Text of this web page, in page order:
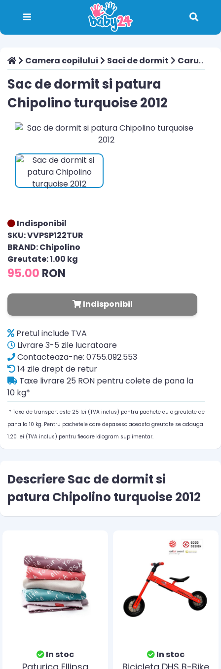
Camera copilului Saci de dormit Carusel muzical
Sac de dormit si patura
Chipolino turquoise 2012
Indisponibil
SKU: VVPSP122TUR
BRAND: Chipolino
Greutate: 1.00 kg
95.00 RON
Indisponibil
Pretul include TVA
Livrare 3-5 zile lucratoare
Contacteaza-ne: 0755.092.553
14 zile drept de retur
Taxe livrare 25 RON pentru colete de pana la
10 kg*
* Taxa de transport este 25 lei (TVA inclus) pentru pachete cu o greutate de
pana la 10 kg. Pentru pachetele care depasesc aceasta greutate se adauga
1.20 lei (TVA inclus) pentru fiecare kilogram suplimentar.
Descriere Sac de dormit si
patura Chipolino turquoise 2012
In stoc In stoc